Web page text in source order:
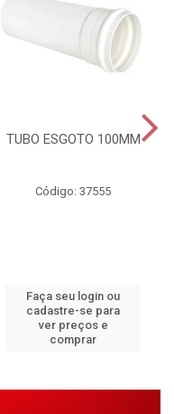
TUBO ESGOTO 100MM
Código: 37555
Faça seu login ou
cadastre-se para
ver preços e
comprar